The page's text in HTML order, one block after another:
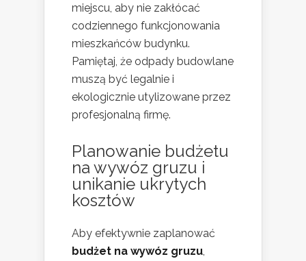
miejscu, aby nie zakłócać
codziennego funkcjonowania
mieszkańców budynku.
Pamiętaj, że odpady budowlane
muszą być legalnie i
ekologicznie utylizowane przez
profesjonalną firmę.
Planowanie budżetu
na wywóz gruzu i
unikanie ukrytych
kosztów
Aby efektywnie zaplanować
budżet na wywóz gruzu